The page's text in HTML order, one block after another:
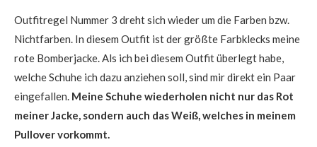
Outfitregel Nummer 3 dreht sich wieder um die Farben bzw.
Nichtfarben. In diesem Outfit ist der größte Farbklecks meine
rote Bomberjacke. Als ich bei diesem Outfit überlegt habe,
welche Schuhe ich dazu anziehen soll, sind mir direkt ein Paar
eingefallen. Meine Schuhe wiederholen nicht nur das Rot
meiner Jacke, sondern auch das Weiß, welches in meinem
Pullover vorkommt.